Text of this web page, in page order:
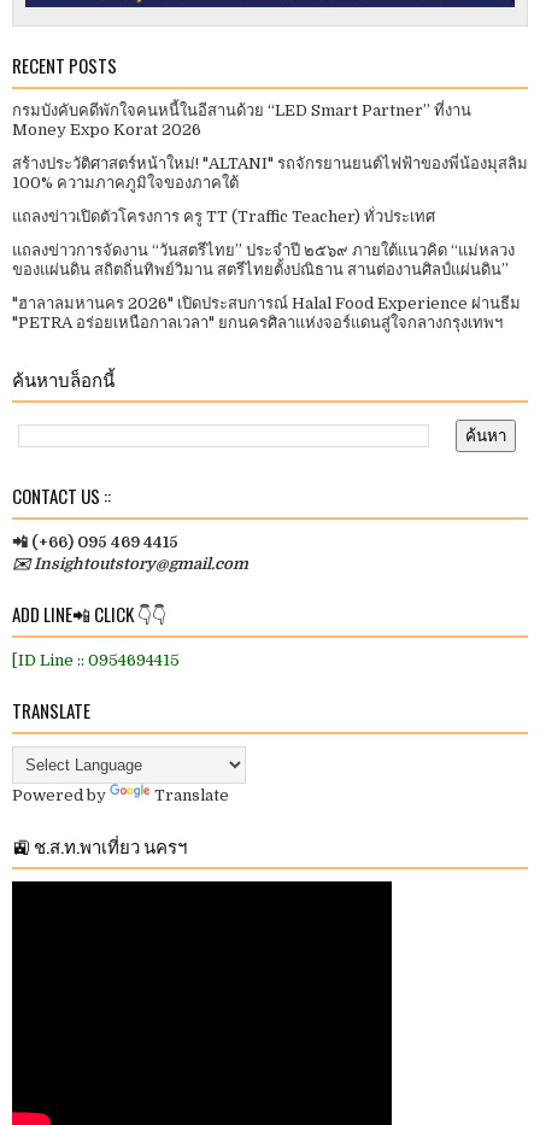
RECENT POSTS
กรมบังคับคดีพักใจคนหนี้ในอีสานด้วย “LED Smart Partner” ที่งาน
Money Expo Korat 2026
สร้างประวัติศาสตร์หน้าใหม่! "ALTANI" รถจักรยานยนต์ไฟฟ้าของพี่น้องมุสลิม
100% ความภาคภูมิใจของภาคใต้
แถลงข่าวเปิดตัวโครงการ ครู TT (Traffic Teacher) ทั่วประเทศ​
แถลงข่าวการจัดงาน “วันสตรีไทย” ประจําปี ๒๕๖๙ ภายใต้แนวคิด “แม่หลวง
ของแผ่นดิน สถิตถิ่นทิพย์วิมาน สตรีไทยตั้งปณิธาน สานต่องานศิลป์แผ่นดิน”
"ฮาลาลมหานคร 2026" เปิดประสบการณ์ Halal Food Experience ผ่านธีม
"PETRA อร่อยเหนือกาลเวลา" ยกนครศิลาแห่งจอร์แดนสู่ใจกลางกรุงเทพฯ
ค้นหาบล็อกนี้
CONTACT US ::
📲 (+66) 095 469 4415
✉️ Insightoutstory@gmail.com
ADD LINE📲 CLICK 👇👇
[ID Line :: 0954694415
TRANSLATE
Powered by Translate
🚉 ช.ส.ท.พาเที่ยว นครฯ